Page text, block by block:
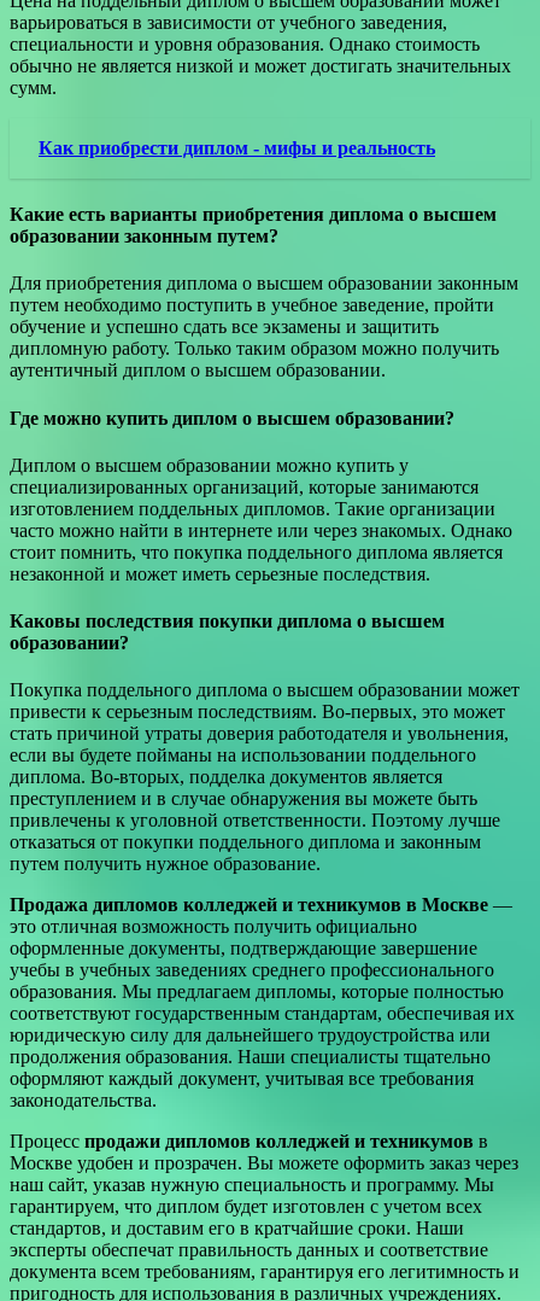
варьироваться в зависимости от учебного заведения,
специальности и уровня образования. Однако стоимость
обычно не является низкой и может достигать значительных
сумм.
Как приобрести диплом - мифы и реальность
Какие есть варианты приобретения диплома о высшем
образовании законным путем?
Для приобретения диплома о высшем образовании законным
путем необходимо поступить в учебное заведение, пройти
обучение и успешно сдать все экзамены и защитить
дипломную работу. Только таким образом можно получить
аутентичный диплом о высшем образовании.
Где можно купить диплом о высшем образовании?
Диплом о высшем образовании можно купить у
специализированных организаций, которые занимаются
изготовлением поддельных дипломов. Такие организации
часто можно найти в интернете или через знакомых. Однако
стоит помнить, что покупка поддельного диплома является
незаконной и может иметь серьезные последствия.
Каковы последствия покупки диплома о высшем
образовании?
Покупка поддельного диплома о высшем образовании может
привести к серьезным последствиям. Во-первых, это может
стать причиной утраты доверия работодателя и увольнения,
если вы будете пойманы на использовании поддельного
диплома. Во-вторых, подделка документов является
преступлением и в случае обнаружения вы можете быть
привлечены к уголовной ответственности. Поэтому лучше
отказаться от покупки поддельного диплома и законным
путем получить нужное образование.
Продажа дипломов колледжей и техникумов в Москве —
это отличная возможность получить официально
оформленные документы, подтверждающие завершение
учебы в учебных заведениях среднего профессионального
образования. Мы предлагаем дипломы, которые полностью
соответствуют государственным стандартам, обеспечивая их
юридическую силу для дальнейшего трудоустройства или
продолжения образования. Наши специалисты тщательно
оформляют каждый документ, учитывая все требования
законодательства.
Процесс продажи дипломов колледжей и техникумов в
Москве удобен и прозрачен. Вы можете оформить заказ через
наш сайт, указав нужную специальность и программу. Мы
гарантируем, что диплом будет изготовлен с учетом всех
стандартов, и доставим его в кратчайшие сроки. Наши
эксперты обеспечат правильность данных и соответствие
документа всем требованиям, гарантируя его легитимность и
пригодность для использования в различных учреждениях.